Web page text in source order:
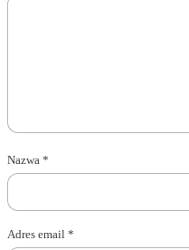
Nazwa *
Adres email *